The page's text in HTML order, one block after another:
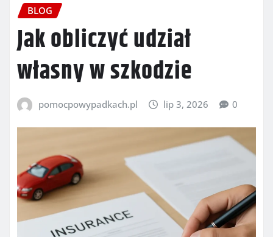
BLOG
Jak obliczyć udział
własny w szkodzie
pomocpowypadkach.pl lip 3, 2026 0